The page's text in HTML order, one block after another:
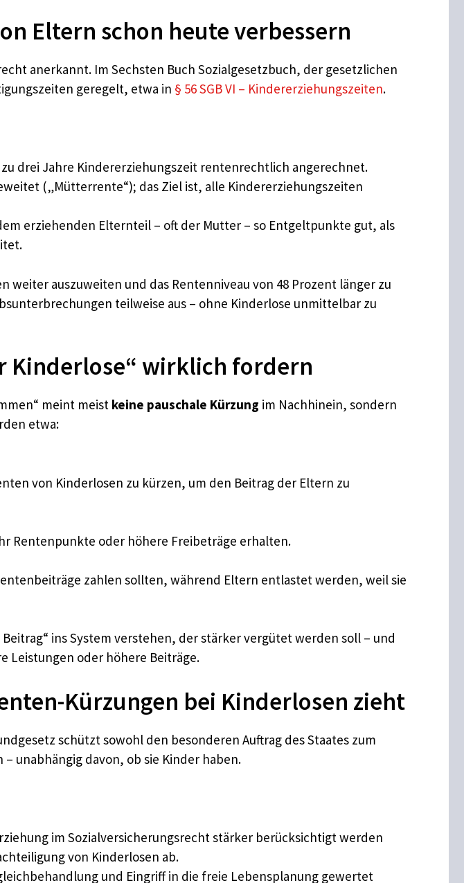
Eltern schon heute verbessern
anerkannt. Im Sechsten Buch Sozialgesetzbuch, der gesetzlichen
geregelt, etwa in § 56 SGB VI – Kindererziehungszeiten.
drei Jahre Kindererziehungszeit rentenrechtlich angerechnet.
(„Mütterrente“); das Ziel ist, alle Kindererziehungszeiten
erziehenden Elternteil – oft der Mutter – so Entgeltpunkte gut, als
weiter auszuweiten und das Rentenniveau von 48 Prozent länger zu
teilweise aus – ohne Kinderlose unmittelbar zu
Kinderlose“ wirklich fordern
meint meist keine pauschale Kürzung im Nachhinein, sondern
etwa:
von Kinderlosen zu kürzen, um den Beitrag der Eltern zu
Rentenpunkte oder höhere Freibeträge erhalten.
zahlen sollten, während Eltern entlastet werden, weil sie
ins System verstehen, der stärker vergütet werden soll – und
Leistungen oder höhere Beiträge.
Kürzungen bei Kinderlosen zieht
schützt sowohl den besonderen Auftrag des Staates zum
unabhängig davon, ob sie Kinder haben.
im Sozialversicherungsrecht stärker berücksichtigt werden
von Kinderlosen ab.
und Eingriff in die freie Lebensplanung gewertet